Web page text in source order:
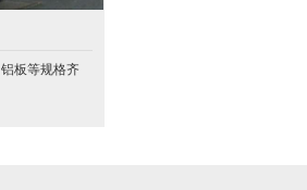
板等规格齐